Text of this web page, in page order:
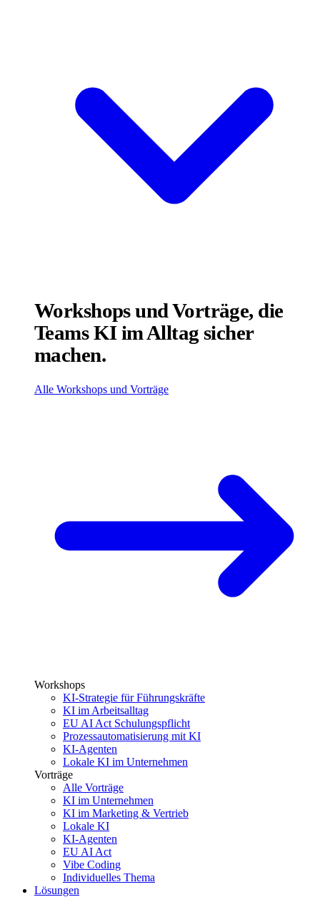
Workshops und Vorträge, die
Teams KI im Alltag sicher
machen.
Alle Workshops und Vorträge
Workshops
KI-Strategie für Führungskräfte
KI im Arbeitsalltag
EU AI Act Schulungspflicht
Prozessautomatisierung mit KI
KI-Agenten
Lokale KI im Unternehmen
Vorträge
Alle Vorträge
KI im Unternehmen
KI im Marketing & Vertrieb
Lokale KI
KI-Agenten
EU AI Act
Vibe Coding
Individuelles Thema
Lösungen